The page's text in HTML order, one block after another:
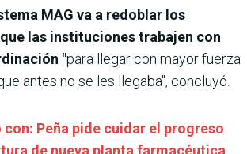
MAG va a redoblar los
las instituciones trabajen con
"para llegar con mayor fuerza
antes no se les llegaba", concluyó.
Peña pide cuidar el progreso
de nueva planta farmacéutica